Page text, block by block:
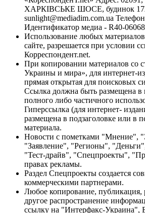
ХАРКІВСЬКЕ ШОСЕ, будинок
sunlight@mediadim.com.ua
Идентификатор медиа - R40-06068
Использование любых
сайте, разрешается при условии
Корреспондент.net.
При копировании материалов со
Украины и мира», для интернет-
прямая открытая для поисковых
Ссылка должна быть размещена в
полного либо частичного
Гиперссылка (для интернет-
размещена в подзаголовке или в
материала.
Новости с пометками "Мнение",
"Заявление", "Регионы",
"Тест-драйв", "Спецпроекты",
правах рекламы.
Раздел Спецпроекты создается
коммерческими партнерами.
Любое копирование, публикация,
другое распространение
ссылку на "Интерфакс-Украина",